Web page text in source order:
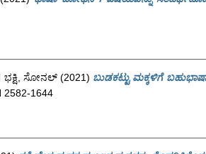
ಭಕ್ಷಿ, ಸೋನಲ್(2021) ಬುಡಕಟ್ಟು ಮಕ್ಕಳಿಗೆ
2582-1644